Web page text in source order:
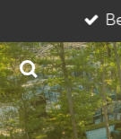
direct
naar
de
hoofdinhoud